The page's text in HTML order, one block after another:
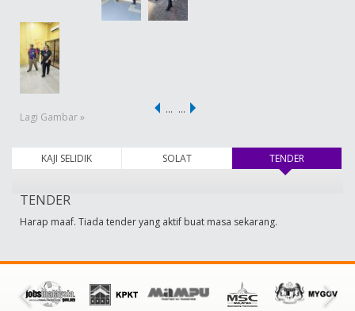
Lagi Gambar »
… …
KAJI SELIDIK SOLAT TENDER
TENDER
Harap maaf. Tiada tender yang aktif buat masa sekarang.